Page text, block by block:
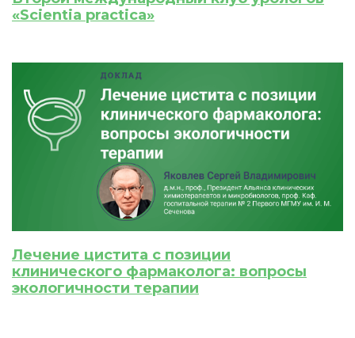
«Scientia practica»
Лечение цистита с позиции
клинического фармаколога: вопросы
экологичности терапии